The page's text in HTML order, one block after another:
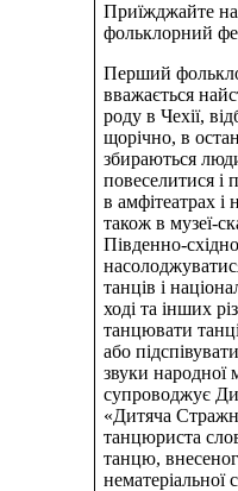
Приїжджайте
фольклорний
Перший
вважається
роду в Чехії,
щорічно, в
збираються
повеселитися і
в амфітеатрах
також в музеї-
Південно-
танців і
ході та інших
танцювати
або
звуки народної
супроводжує
«Дитяча
танцюриста
танцю,